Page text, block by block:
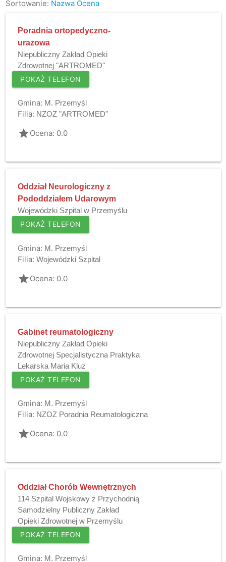
Sortowanie: Nazwa Ocena
Poradnia ortopedyczno-
urazowa
Niepubliczny Zakład Opieki
Zdrowotnej "ARTROMED"
POKAŻ TELEFON
Gmina: M. Przemyśl
Filia: NZOZ "ARTROMED"
gradeOcena: 0.0
Oddział Neurologiczny z
Pododdziałem Udarowym
Wojewódzki Szpital w Przemyślu
POKAŻ TELEFON
Gmina: M. Przemyśl
Filia: Wojewódzki Szpital
gradeOcena: 0.0
Gabinet reumatologiczny
Niepubliczny Zakład Opieki
Zdrowotnej Specjalistyczna Praktyka
Lekarska Maria Kluz
POKAŻ TELEFON
Gmina: M. Przemyśl
Filia: NZOZ Poradnia Reumatologiczna
gradeOcena: 0.0
Oddział Chorób Wewnętrznych
114 Szpital Wojskowy z Przychodnią
Samodzielny Publiczny Zakład
Opieki Zdrowotnej w Przemyślu
POKAŻ TELEFON
Gmina: M. Przemyśl